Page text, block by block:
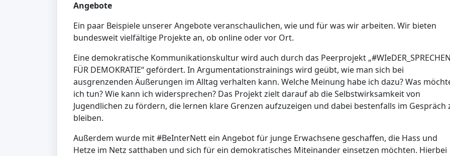
Angebote
Ein paar Beispiele unserer Angebote veranschaulichen, wie und für was wir arbeiten. Wir bieten
bundesweit vielfältige Projekte an, ob online oder vor Ort.
Eine demokratische Kommunikationskultur wird auch durch das Peerprojekt „#WIeDER_SPRECHEN
FÜR DEMOKRATIE“ gefördert. In Argumentationstrainings wird geübt, wie man sich bei
ausgrenzenden Äußerungen im Alltag verhalten kann. Welche Meinung habe ich dazu? Was
ich tun? Wie kann ich widersprechen? Das Projekt zielt darauf ab die Selbstwirksamkeit von
Jugendlichen zu fördern, die lernen klare Grenzen aufzuzeigen und dabei bestenfalls im Gespräch
bleiben.
Außerdem wurde mit #BeInterNett ein Angebot für junge Erwachsene geschaffen, die Hass und
Hetze im Netz satthaben und sich für ein demokratisches Miteinander einsetzen möchten. Hierbei